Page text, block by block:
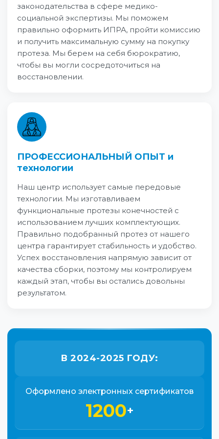
законодательства в сфере медико-
социальной экспертизы. Мы поможем
правильно оформить ИПРА, пройти комиссию
и получить максимальную сумму на покупку
протеза. Мы берем на себя бюрократию,
чтобы вы могли сосредоточиться на
восстановлении.
ПРОФЕССИОНАЛЬНЫЙ ОПЫТ и
технологии
Наш центр использует самые передовые
технологии. Мы изготавливаем
функциональные протезы конечностей с
использованием лучших комплектующих.
Правильно подобранный протез от нашего
центра гарантирует стабильность и удобство.
Успех восстановления напрямую зависит от
качества сборки, поэтому мы контролируем
каждый этап, чтобы вы остались довольны
результатом.
В 2024-2025 ГОДУ:
Оформлено электронных сертификатов
1200+